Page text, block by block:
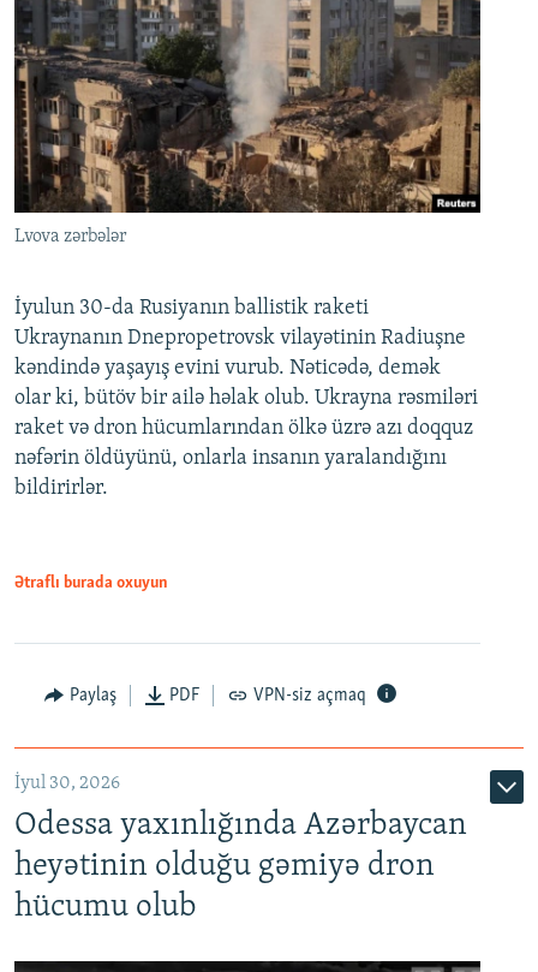
Lvova zərbələr
İyulun 30-da Rusiyanın ballistik raketi
Ukraynanın Dnepropetrovsk vilayətinin Radiuşne
kəndində yaşayış evini vurub. Nəticədə, demək
olar ki, bütöv bir ailə həlak olub. Ukrayna rəsmiləri
raket və dron hücumlarından ölkə üzrə azı doqquz
nəfərin öldüyünü, onlarla insanın yaralandığını
bildirirlər.
Ətraflı burada oxuyun
Paylaş PDF VPN-siz açmaq
İyul 30, 2026
Odessa yaxınlığında Azərbaycan
heyətinin olduğu gəmiyə dron
hücumu olub